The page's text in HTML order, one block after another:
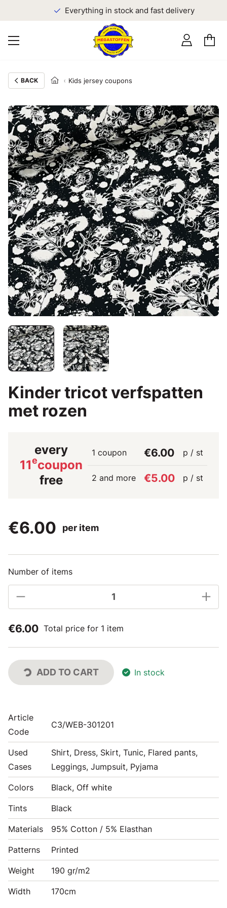
Everything in stock and fast delivery
BACK Kids jersey coupons
Kinder tricot verfspatten
met rozen
every
11ecoupon
free
1 coupon €6.00 p / st
2 and more €5.00 p / st
€6.00 per item
Number of items
€6.00 Total price for 1 item
ADD TO CART In stock
Article
Code
C3/WEB-301201
Used
Cases
Shirt, Dress, Skirt, Tunic, Flared pants,
Leggings, Jumpsuit, Pyjama
Colors Black, Off white
Tints Black
Materials 95% Cotton / 5% Elasthan
Patterns Printed
Weight 190 gr/m2
Width 170cm